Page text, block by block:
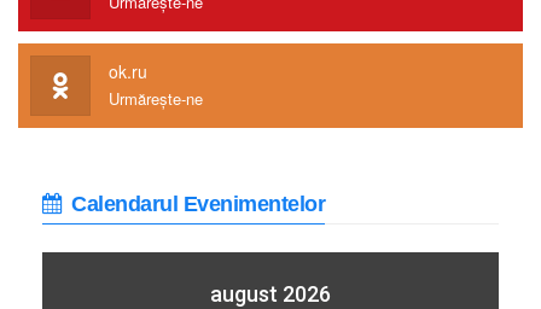
ok.ru
Urmărește-ne
Calendarul Evenimentelor
august 2026